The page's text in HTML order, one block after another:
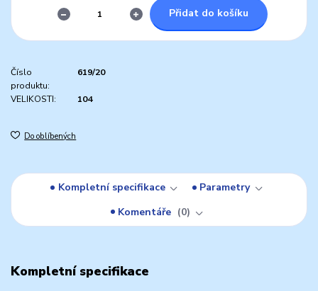
Přidat do košíku
Číslo
produktu:
619/20
VELIKOSTI: 104
Do oblíbených
Kompletní specifikace
Parametry
Komentáře
0
Kompletní specifikace